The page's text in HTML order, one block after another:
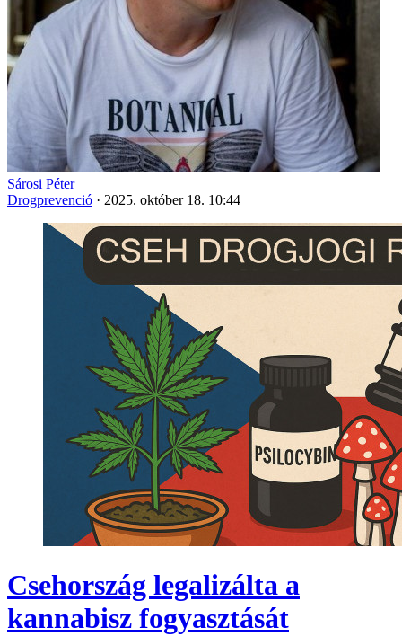
Sárosi Péter
Drogprevenció · 2025. október 18. 10:44
Csehország legalizálta a
kannabisz fogyasztását